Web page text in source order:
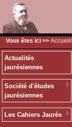
Vous êtes ici >> Accueil
Actualités
jaurésiennes
Société d'études
jaurésiennes
Les Cahiers Jaurès